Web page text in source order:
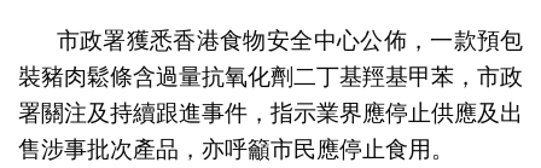
市政署獲悉香港食物安全中心公佈，一款預包
裝豬肉鬆條含過量抗氧化劑二丁基羥基甲苯，市政
署關注及持續跟進事件，指示業界應停止供應及出
售涉事批次產品，亦呼籲市民應停止食用。